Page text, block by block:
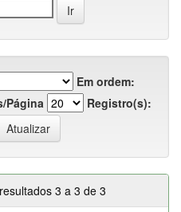
Em ordem:
Página
Registro(s):
3 a 3 de 3